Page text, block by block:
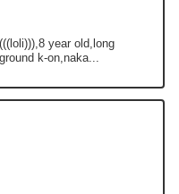
year old,long
k-on,naka...